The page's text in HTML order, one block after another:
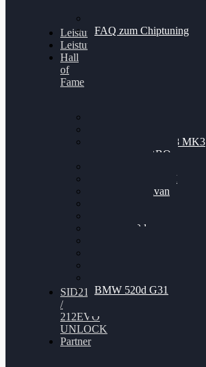
FAQ zum Chiptuning
Leistungsmessung
Leistungsprüfstand
Hall
of
Fame
Nissan GT-R35 3.8 MK3
V6 TWINTURBO
VW Passat 2.0TDI
VW T6 Multivan
BMW 120d
BMW 520d G31
SID212
/
212EVO
UNLOCK
Partner